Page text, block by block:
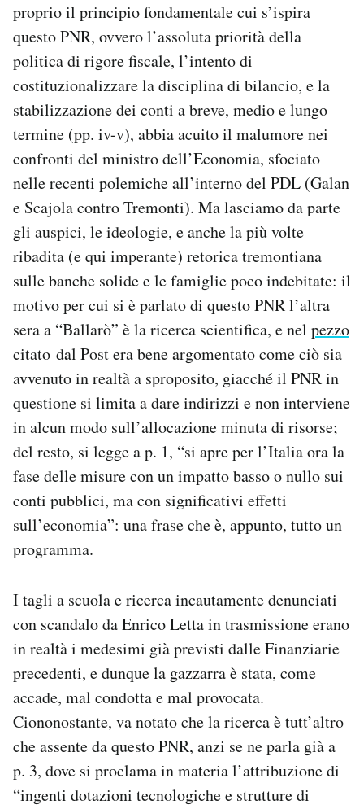
proprio il principio fondamentale cui s’ispira
questo PNR, ovvero l’assoluta priorità della
politica di rigore fiscale, l’intento di
costituzionalizzare la disciplina di bilancio, e la
stabilizzazione dei conti a breve, medio e lungo
termine (pp. iv-v), abbia acuito il malumore nei
confronti del ministro dell’Economia, sfociato
nelle recenti polemiche all’interno del PDL (Galan
e Scajola contro Tremonti). Ma lasciamo da parte
gli auspici, le ideologie, e anche la più volte
ribadita (e qui imperante) retorica tremontiana
sulle banche solide e le famiglie poco indebitate: il
motivo per cui si è parlato di questo PNR l’altra
sera a “Ballarò” è la ricerca scientifica, e nel pezzo
citato dal Post era bene argomentato come ciò sia
avvenuto in realtà a sproposito, giacché il PNR in
questione si limita a dare indirizzi e non interviene
in alcun modo sull’allocazione minuta di risorse;
del resto, si legge a p. 1, “si apre per l’Italia ora la
fase delle misure con un impatto basso o nullo sui
conti pubblici, ma con significativi effetti
sull’economia”: una frase che è, appunto, tutto un
programma.
I tagli a scuola e ricerca incautamente denunciati
con scandalo da Enrico Letta in trasmissione erano
in realtà i medesimi già previsti dalle Finanziarie
precedenti, e dunque la gazzarra è stata, come
accade, mal condotta e mal provocata.
Ciononostante, va notato che la ricerca è tutt’altro
che assente da questo PNR, anzi se ne parla già a
p. 3, dove si proclama in materia l’attribuzione di
“ingenti dotazioni tecnologiche e strutture di